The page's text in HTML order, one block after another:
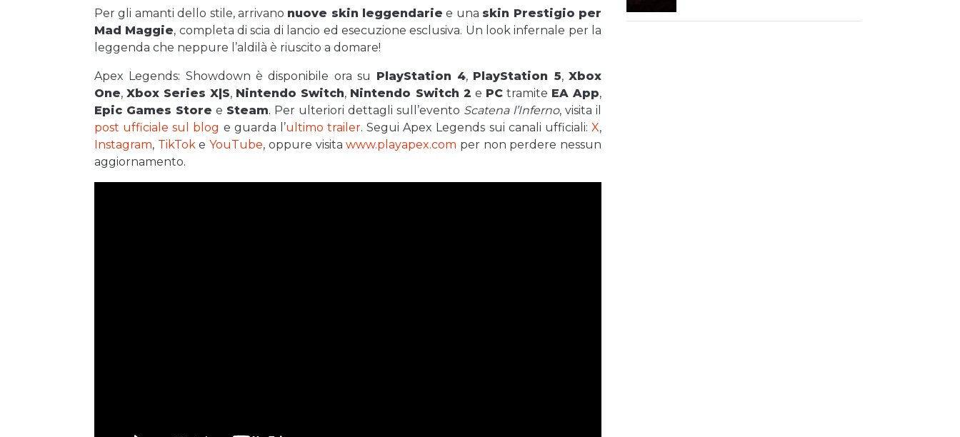
Per gli amanti dello stile, arrivano nuove skin leggendarie e una skin Prestigio per
Mad Maggie, completa di scia di lancio ed esecuzione esclusiva. Un look infernale per la
leggenda che neppure l’aldilà è riuscito a domare!
Apex Legends: Showdown è disponibile ora su PlayStation 4, PlayStation 5,Xbox
One,Xbox Series X|S, Nintendo Switch, Nintendo Switch 2 e PCtramite EA App,
Epic Games Store e Steam. Per ulteriori dettagli sull’evento Scatena l’Inferno, visita il
post ufficiale sul blog e guarda l’ultimo trailer. Segui Apex Legends sui canali ufficiali:X,
Instagram, TikTokeYouTube, oppure visitawww.playapex.com per non perdere nessun
aggiornamento.